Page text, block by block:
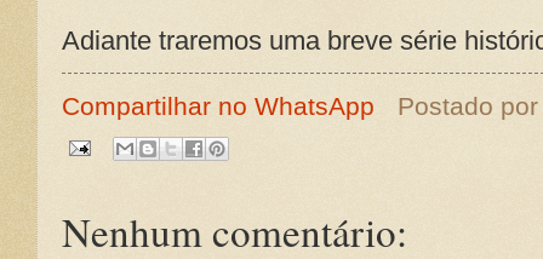
Adiante traremos uma breve série
Compartilhar no WhatsApp Postado
Nenhum comentário: